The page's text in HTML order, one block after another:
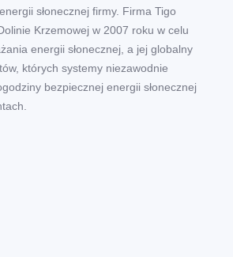
słonecznej firmy. Firma Tigo
Krzemowej w 2007 roku w celu
energii słonecznej, a jej globalny
których systemy niezawodnie
bezpiecznej energii słonecznej